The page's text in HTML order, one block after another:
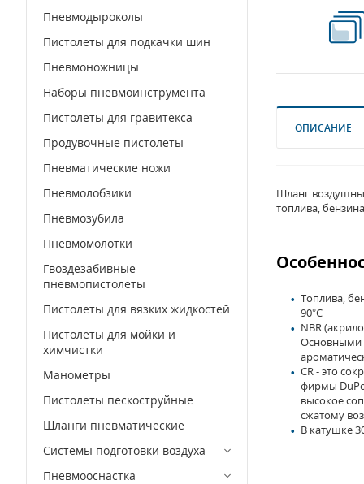
Пневмодыроколы
Пистолеты для подкачки шин
Пневмоножницы
Наборы пневмоинструмента
Пистолеты для гравитекса
Продувочные пистолеты
Пневматические ножи
Пневмолобзики
Пневмозубила
Пневмомолотки
Гвоздезабивные
пневмопистолеты
Пистолеты для вязких жидкостей
Пистолеты для мойки и
химчистки
Манометры
Пистолеты пескоструйные
Шланги пневматические
Системы подготовки воздуха
Пневмооснастка
ОПИСАНИЕ
Шланг
топлива,
Топлива,
90°C
NBR
Основными
CR - это
фирмы
высокое
сжатому
В катушке